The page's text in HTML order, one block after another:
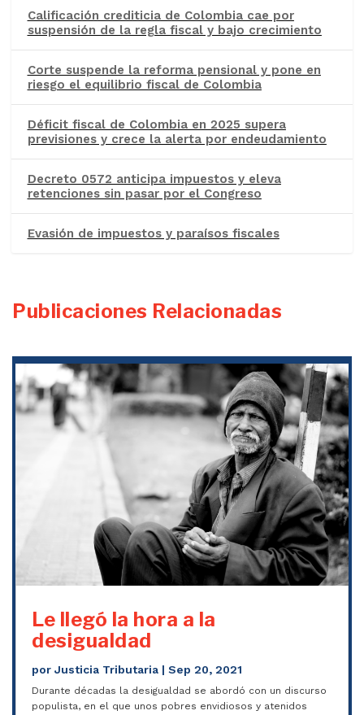
Calificación crediticia de Colombia cae por
suspensión de la regla fiscal y bajo crecimiento
Corte suspende la reforma pensional y pone en
riesgo el equilibrio fiscal de Colombia
Déficit fiscal de Colombia en 2025 supera
previsiones y crece la alerta por endeudamiento
Decreto 0572 anticipa impuestos y eleva
retenciones sin pasar por el Congreso
Evasión de impuestos y paraísos fiscales
Publicaciones Relacionadas
Le llegó la hora a la
desigualdad
porJusticia Tributaria |Sep 20, 2021
Durante décadas la desigualdad se abordó con un discurso
populista, en el que unos pobres envidiosos y atenidos